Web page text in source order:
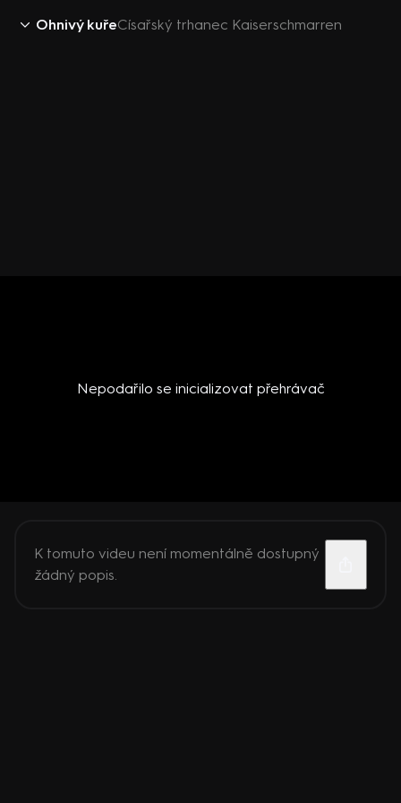
Ohnivý kuřeCísařský trhanec Kaiserschmarren
Nepodařilo se inicializovat přehrávač
K tomuto videu není momentálně dostupný
žádný popis.